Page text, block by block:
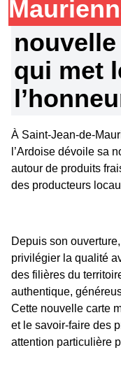
qui met
À Saint-Jean-de-
l’Ardoise dévoile sa
autour de produits
des producteurs
Depuis son
privilégier la qualité
des filières du
authentique,
Cette nouvelle carte
et le savoir-faire des
attention particulière